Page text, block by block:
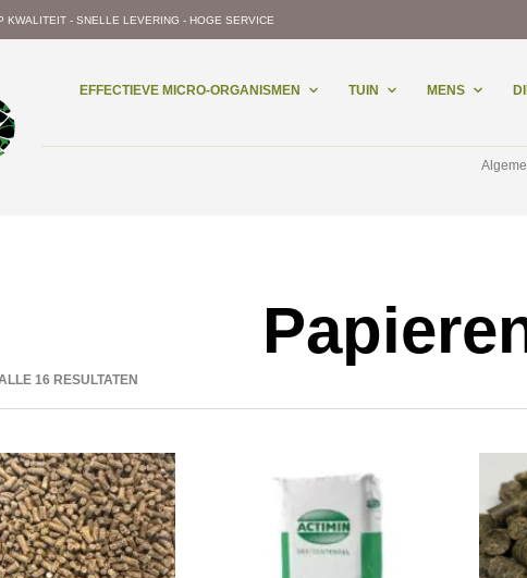
KWALITEIT - SNELLE LEVERING - HOGE SERVICE
EFFECTIEVE MICRO-ORGANISMEN TUIN MENS
16 RESULTATEN